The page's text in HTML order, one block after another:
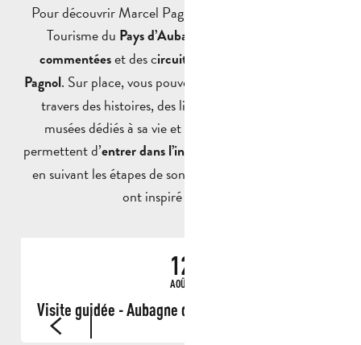
Pour découvrir Marcel Pagnol autrement, l’Office de
Tourisme du Pays d’Aubagne
commentéeset des circuits sur l’histoire de Marcel
Pagnol. Sur place, vous pouvez explorer son parcours au
travers des histoires, des lieux patrimoniaux et des
musées dédiés à sa vie et à son œuvre. Ces visites
permettent d’entrer dans l’intimité de l’écrivain-cinéaste
en suivant les étapes de son enfance ou les scènes qui
ont inspiré ses récits.
12
AOÛT
Visite guidée - Aubagne dans les yeux de Marcel